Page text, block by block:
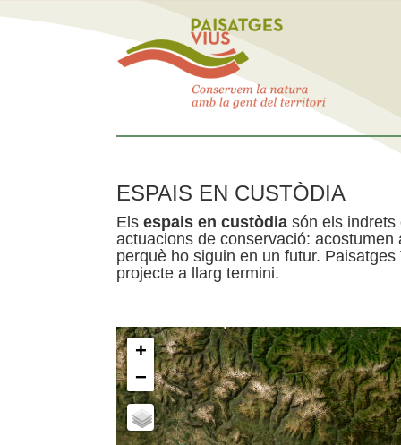
ESPAIS EN CUSTÒDIA
Els espais en custòdia són els indrets
actuacions de conservació:
perquè ho siguin en un futur.
projecte a llarg termini.
+
−